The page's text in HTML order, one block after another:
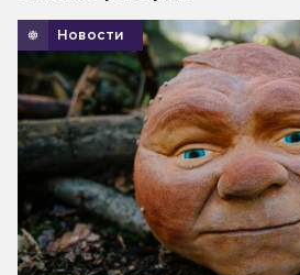
Новости